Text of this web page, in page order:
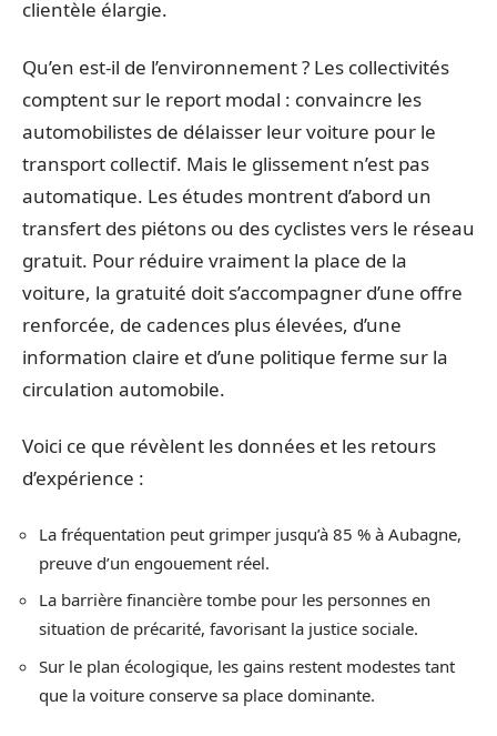
clientèle élargie.
Qu’en est-il de l’environnement ? Les collectivités
comptent sur le report modal : convaincre les
automobilistes de délaisser leur voiture pour le
transport collectif. Mais le glissement n’est pas
automatique. Les études montrent d’abord un
transfert des piétons ou des cyclistes vers le réseau
gratuit. Pour réduire vraiment la place de la
voiture, la gratuité doit s’accompagner d’une offre
renforcée, de cadences plus élevées, d’une
information claire et d’une politique ferme sur la
circulation automobile.
Voici ce que révèlent les données et les retours
d’expérience :
La fréquentation peut grimper jusqu’à 85 % à Aubagne,
preuve d’un engouement réel.
La barrière financière tombe pour les personnes en
situation de précarité, favorisant la justice sociale.
Sur le plan écologique, les gains restent modestes tant
que la voiture conserve sa place dominante.